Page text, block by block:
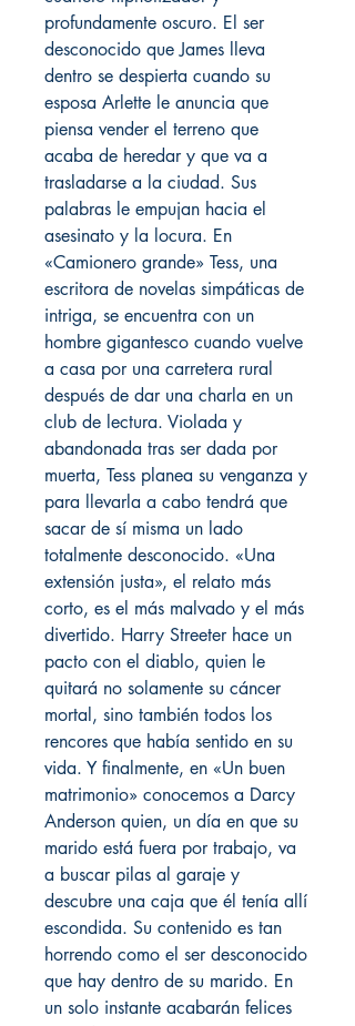
profundamente oscuro. El ser
desconocido que James lleva
dentro se despierta cuando su
esposa Arlette le anuncia que
piensa vender el terreno que
acaba de heredar y que va a
trasladarse a la ciudad. Sus
palabras le empujan hacia el
asesinato y la locura. En
«Camionero grande» Tess, una
escritora de novelas simpáticas de
intriga, se encuentra con un
hombre gigantesco cuando vuelve
a casa por una carretera rural
después de dar una charla en un
club de lectura. Violada y
abandonada tras ser dada por
muerta, Tess planea su venganza y
para llevarla a cabo tendrá que
sacar de sí misma un lado
totalmente desconocido. «Una
extensión justa», el relato más
corto, es el más malvado y el más
divertido. Harry Streeter hace un
pacto con el diablo, quien le
quitará no solamente su cáncer
mortal, sino también todos los
rencores que había sentido en su
vida. Y finalmente, en «Un buen
matrimonio» conocemos a Darcy
Anderson quien, un día en que su
marido está fuera por trabajo, va
a buscar pilas al garaje y
descubre una caja que él tenía allí
escondida. Su contenido es tan
horrendo como el ser desconocido
que hay dentro de su marido. En
un solo instante acabarán felices